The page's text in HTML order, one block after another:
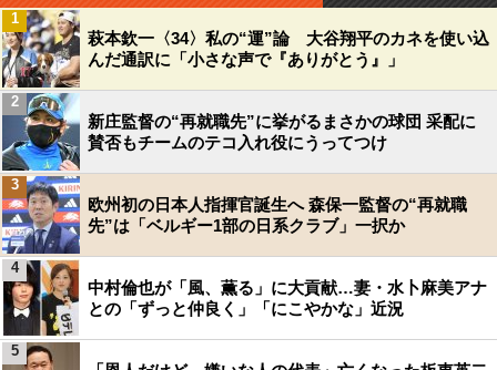
萩本欽一〈34〉私の“運”論 大谷翔平のカネを使い込
んだ通訳に「小さな声で『ありがとう』」
1
新庄監督の“再就職先”に挙がるまさかの球団 采配に
賛否もチームのテコ入れ役にうってつけ
2
欧州初の日本人指揮官誕生へ 森保一監督の“再就職
先”は「ベルギー1部の日系クラブ」一択か
3
中村倫也が「風、薫る」に大貢献…妻・水卜麻美アナ
との「ずっと仲良く」「にこやかな」近況
4
5